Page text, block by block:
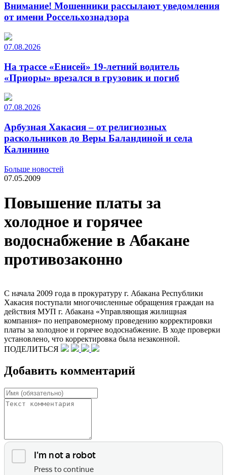
Внимание! Мошенники рассылают уведомления
от имени Россельхознадзора
07.08.2026
На трассе «Енисей» 19-летний водитель
«Приоры» врезался в грузовик и погиб
07.08.2026
Арбузная Хакасия – от религиозных
раскольников до Веры Баландиной и села
Калинино
Больше новостей
07.05.2009
Повышение платы за
холодное и горячее
водоснабжение в Абакане
противозаконно
С начала 2009 года в прокуратуру г. Абакана Республики
Хакасия поступали многочисленные обращения граждан на
действия МУП г. Абакана «Управляющая жилищная
компания» по неправомерному проведению корректировки
платы за холодное и горячее водоснабжение. В ходе проверки
установлено, что корректировка была незаконной.
ПОДЕЛИТЬСЯ
Добавить комментарий